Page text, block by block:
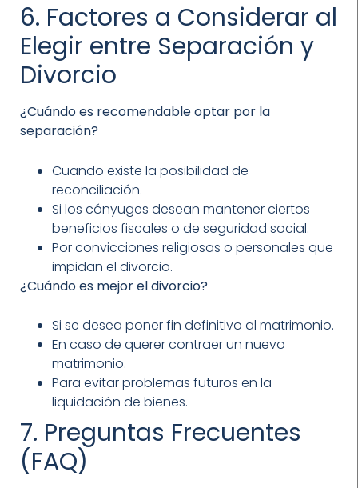
6. Factores a Considerar al
Elegir entre Separación y
Divorcio
¿Cuándo es recomendable optar por la
separación?
Cuando existe la posibilidad de
reconciliación.
Si los cónyuges desean mantener ciertos
beneficios fiscales o de seguridad social.
Por convicciones religiosas o personales que
impidan el divorcio.
¿Cuándo es mejor el divorcio?
Si se desea poner fin definitivo al matrimonio.
En caso de querer contraer un nuevo
matrimonio.
Para evitar problemas futuros en la
liquidación de bienes.
7. Preguntas Frecuentes
(FAQ)